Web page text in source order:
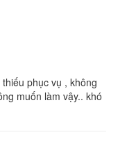
phục vụ , không
muốn làm vậy.. khó